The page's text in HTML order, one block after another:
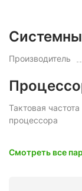
Производитель
Тактовая частота
процессора
Смотреть все